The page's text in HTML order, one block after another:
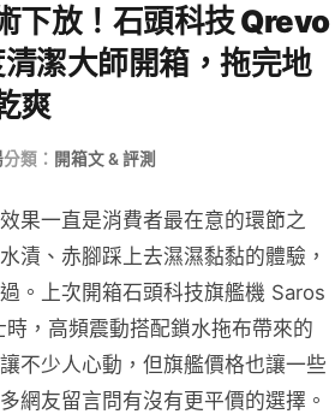
下放！石頭科技 Qrevo
潔大師開箱，拖完地
爽
分類： 開箱文 & 評測
果一直是消費者最在意的環節之
漬、赤腳踩上去濕濕黏黏的體驗，
。上次開箱石頭科技旗艦機 Saros
，高頻震動搭配鎖水拖布帶來的
讓不少人心動，但旗艦價格也讓一些
網友留言問有沒有更平價的選擇。